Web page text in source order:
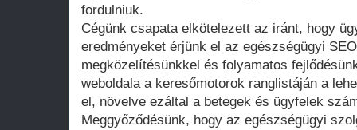
fordulniuk.
Cégünk csapata elkötelezett az iránt, hogy
eredményeket érjünk el az egészségügyi
megközelítésünkkel és folyamatos
weboldala a keresőmotorok ranglistáján a
el, növelve ezáltal a betegek és ügyfelek
Meggyőződésünk, hogy az egészségügyi